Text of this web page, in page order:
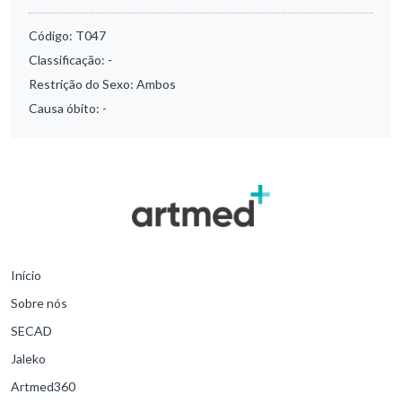
Código: T047
Classificação: -
Restrição do Sexo: Ambos
Causa óbito: -
Início
Sobre nós
SECAD
Jaleko
Artmed360